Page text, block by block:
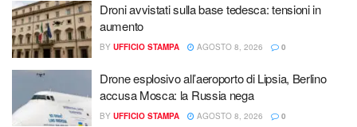
Droni avvistati sulla base tedesca: tensioni in
aumento
BY UFFICIO STAMPA AGOSTO 8, 2026 0
Drone esplosivo all’aeroporto di Lipsia, Berlino
accusa Mosca: la Russia nega
BY UFFICIO STAMPA AGOSTO 8, 2026 0